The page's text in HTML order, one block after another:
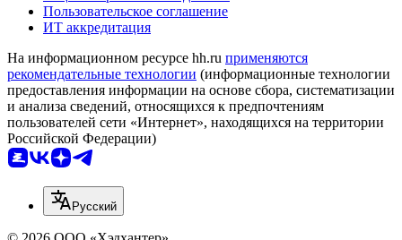
Пользовательское соглашение
ИТ аккредитация
На информационном ресурсе hh.ru применяются
рекомендательные технологии (информационные технологии
предоставления информации на основе сбора, систематизации
и анализа сведений, относящихся к предпочтениям
пользователей сети «Интернет», находящихся на территории
Российской Федерации)
Русский